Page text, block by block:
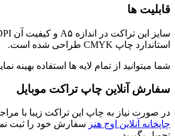
قابلیت ها
استاندارد چاپ CMYK طراحی شده است.
شما میتوانید از تمام لایه ها استفاده بهینه
سفارش آنلاین چاپ تراکت موبایل
در صورت نیاز به چاپ این تراکت زیبا با
چاپخانه آنلاین اوج هنر سفارش خود را ثبت